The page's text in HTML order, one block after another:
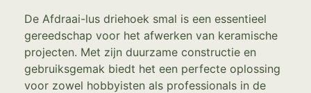
De Afdraai-lus driehoek smal is een essentieel
gereedschap voor het afwerken van keramische
projecten. Met zijn duurzame constructie en
gebruiksgemak biedt het een perfecte oplossing
voor zowel hobbyisten als professionals in de